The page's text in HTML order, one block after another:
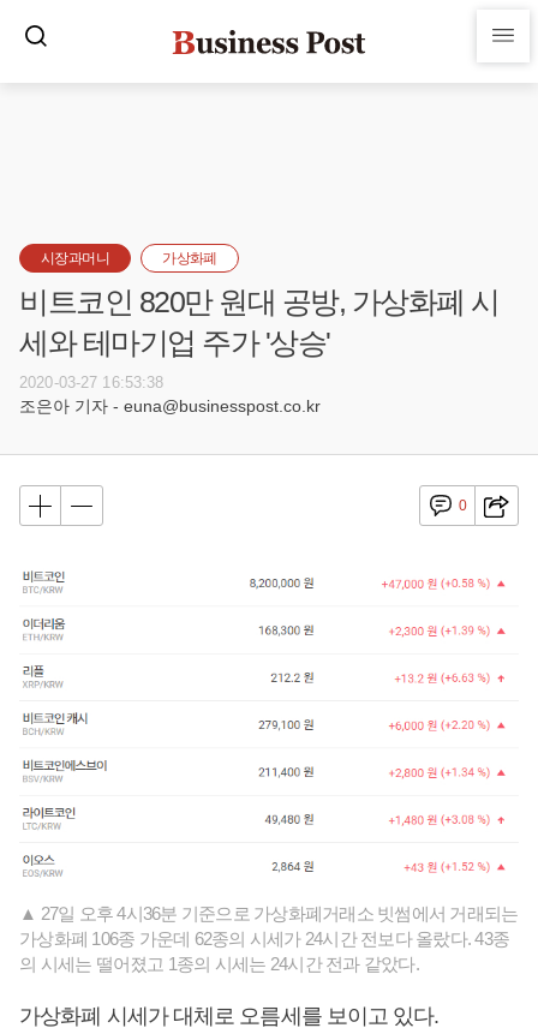
시장과머니 가상화폐
비트코인 820만 원대 공방, 가상화폐 시
세와 테마기업 주가 '상승'
2020-03-27 16:53:38
조은아 기자 - euna@businesspost.co.kr
0
▲ 27일 오후 4시36분 기준으로 가상화폐거래소 빗썸에서 거래되는
가상화폐 106종 가운데 62종의 시세가 24시간 전보다 올랐다. 43종
의 시세는 떨어졌고 1종의 시세는 24시간 전과 같았다.
가상화폐 시세가 대체로 오름세를 보이고 있다.